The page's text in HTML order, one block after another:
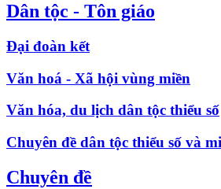
Dân tộc - Tôn giáo
Đại đoàn kết
Văn hoá - Xã hội vùng miền
Văn hóa, du lịch dân tộc thiểu số
Chuyên đề dân tộc thiểu số và
Chuyên đề